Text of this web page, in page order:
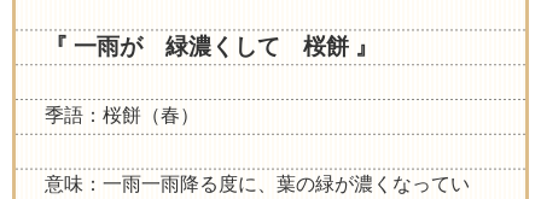
『 一雨が 緑濃くして 桜餅 』
季語：桜餅（春）
意味：一雨一雨降る度に、葉の緑が濃くなってい